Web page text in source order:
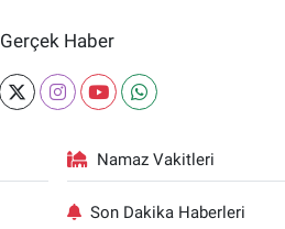
Gerçek Haber
Namaz Vakitleri
Son Dakika Haberleri